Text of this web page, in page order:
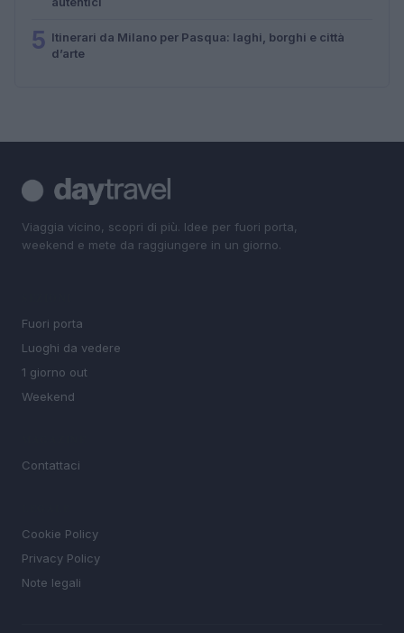
5 Itinerari da Milano per Pasqua: laghi, borghi e città
d’arte
Viaggia vicino, scopri di più. Idee per fuori porta,
weekend e mete da raggiungere in un giorno.
Fuori porta
Luoghi da vedere
1 giorno out
Weekend
Contattaci
Cookie Policy
Privacy Policy
Note legali